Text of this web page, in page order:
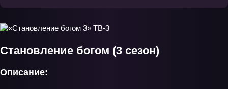
Становление богом (3 сезон)
Описание: